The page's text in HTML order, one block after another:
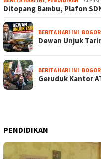
Ditopang Bambu, Plafon
BERITA HARI INI, BOGOR
Dewan Unjuk
BERITA HARI INI, BOGOR
Geruduk Kantor
PENDIDIKAN